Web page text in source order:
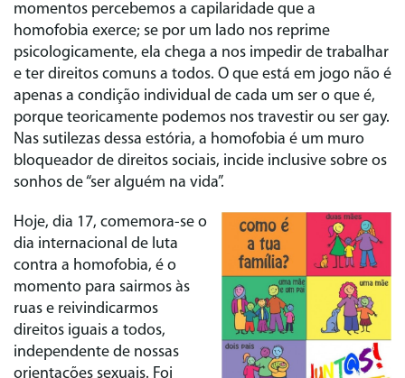
momentos percebemos a capilaridade que a
homofobia exerce; se por um lado nos reprime
psicologicamente, ela chega a nos impedir de trabalhar
e ter direitos comuns a todos. O que está em jogo não é
apenas a condição individual de cada um ser o que é,
porque teoricamente podemos nos travestir ou ser gay.
Nas sutilezas dessa estória, a homofobia é um muro
bloqueador de direitos sociais, incide inclusive sobre os
sonhos de “ser alguém na vida”.
Hoje, dia 17, comemora-se o
dia internacional de luta
contra a homofobia, é o
momento para sairmos às
ruas e reivindicarmos
direitos iguais a todos,
independente de nossas
orientações sexuais. Foi